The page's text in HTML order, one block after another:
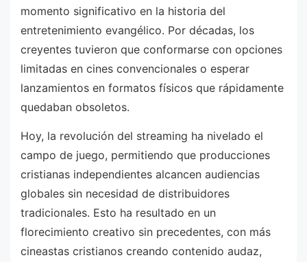
momento significativo en la historia del
entretenimiento evangélico. Por décadas, los
creyentes tuvieron que conformarse con opciones
limitadas en cines convencionales o esperar
lanzamientos en formatos físicos que rápidamente
quedaban obsoletos.
Hoy, la revolución del streaming ha nivelado el
campo de juego, permitiendo que producciones
cristianas independientes alcancen audiencias
globales sin necesidad de distribuidores
tradicionales. Esto ha resultado en un
florecimiento creativo sin precedentes, con más
cineastas cristianos creando contenido audaz,